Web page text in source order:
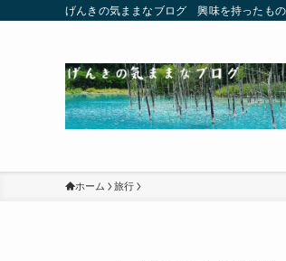
げんきの気ままなブログ 興味を持ったも
ホーム 旅行